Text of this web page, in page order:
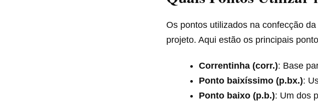
Os pontos utilizados na confecção
projeto. Aqui estão os principais
Correntinha (corr.): Base
Ponto baixíssimo (p.bx.):
Ponto baixo (p.b.): Um dos